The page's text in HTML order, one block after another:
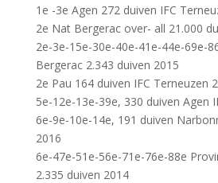
1e -3e Agen 272 duiven IFC
2e Nat Bergerac over- all 21.000
2e-3e-15e-30e-40e-41e-44e-69e-
Bergerac 2.343 duiven 2015
2e Pau 164 duiven IFC Terneuzen
5e-12e-13e-39e, 330 duiven Agen
6e-9e-10e-14e, 191 duiven
2016
6e-47e-51e-56e-71e-76e-88e
2.335 duiven 2014